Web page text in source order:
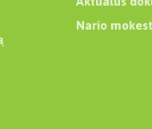
Nario